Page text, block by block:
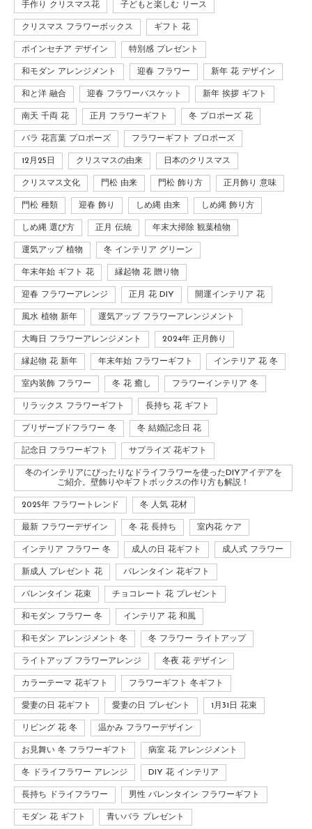
手作り クリスマス花 子どもと楽しむ リース
クリスマス フラワーボックス ギフト 花
ポインセチア デザイン 特別感 プレゼント
和モダン アレンジメント 迎春 フラワー 新年 花 デザイン
和と洋 融合 迎春 フラワーバスケット 新年 挨拶 ギフト
南天 千両 花 正月 フラワーギフト 冬 プロポーズ 花
バラ 花言葉 プロポーズ フラワーギフト プロポーズ
12月25日 クリスマスの由来 日本のクリスマス
クリスマス文化 門松 由来 門松 飾り方 正月飾り 意味
門松 種類 迎春 飾り しめ縄 由来 しめ縄 飾り方
しめ縄 選び方 正月 伝統 年末大掃除 観葉植物
運気アップ 植物 冬 インテリア グリーン
年末年始 ギフト 花 縁起物 花 贈り物
迎春 フラワーアレンジ 正月 花 DIY 開運インテリア 花
風水 植物 新年 運気アップ フラワーアレンジメント
大晦日 フラワーアレンジメント 2024年 正月飾り
縁起物 花 新年 年末年始 フラワーギフト インテリア 花 冬
室内装飾 フラワー 冬 花 癒し フラワーインテリア 冬
リラックス フラワーギフト 長持ち 花 ギフト
プリザーブドフラワー 冬 冬 結婚記念日 花
記念日 フラワーギフト サプライズ 花ギフト
冬のインテリアにぴったりなドライフラワーを使ったDIYアイデアを
ご紹介。壁飾りやギフトボックスの作り方も解説！
2025年 フラワートレンド 冬 人気 花材
最新 フラワーデザイン 冬 花 長持ち 室内花 ケア
インテリア フラワー 冬 成人の日 花ギフト 成人式 フラワー
新成人 プレゼント 花 バレンタイン 花ギフト
バレンタイン 花束 チョコレート 花 プレゼント
和モダン フラワー 冬 インテリア 花 和風
和モダン アレンジメント 冬 冬 フラワー ライトアップ
ライトアップ フラワーアレンジ 冬夜 花 デザイン
カラーテーマ 花ギフト フラワーギフト 冬ギフト
愛妻の日 花ギフト 愛妻の日 プレゼント 1月31日 花束
リビング 花 冬 温かみ フラワーデザイン
お見舞い 冬 フラワーギフト 病室 花 アレンジメント
冬 ドライフラワー アレンジ DIY 花 インテリア
長持ち ドライフラワー 男性 バレンタイン フラワーギフト
モダン 花 ギフト 青いバラ プレゼント